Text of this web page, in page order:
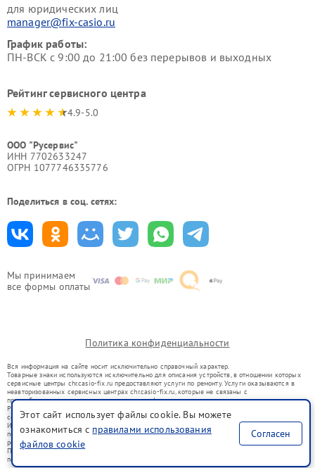
Мы принимаем
все формы оплаты
для юридических лиц
manager@fix-casio.ru
График работы:
ПН-ВСК с 9:00 до 21:00 без перерывов и выходных
Рейтинг сервисного центра
4.9-5.0
ООО "Русервис"
ИНН 7702633247
ОГРН 1077746335776
Поделиться в соц. сетях:
Политика конфиденциальности
Вся информация на сайте носит исключительно справочный характер.
Товарные знаки используются исключительно для описания устройств, в отношении которых
сервисные центры chr.casio-fix.ru предоставляют услуги по ремонту. Услуги оказываются в
неавторизованных сервисных центрах chr.casio-fix.ru, которые не связаны с
правообладателями товарных знаков или их официальными представителями.
Ремонт осуществляется для устройств, уже введенных в гражданский оборот в соответствии
со статьей 1487 ГК РФ.
Использование товарных знаков не преследует цели индивидуализации услуг или введения
потребителей в заблуждение, а служит для информирования о предоставляемых услугах по
ремонту техники указанных брендов.
Представленная на сайте информация не является публичной офертой, определяемой
положениями Статьи 437(2) Гражданского кодекса РФ
Этот сайт использует файлы cookie. Вы можете
ознакомиться с правилами использования
файлов cookie
Согласен